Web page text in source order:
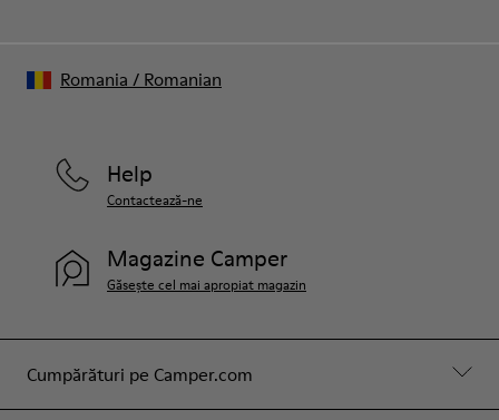
Cumpărături pe Camper.com
Help
Contactează-ne
Magazine Camper
Găsește cel mai apropiat magazin
Romania / Romanian